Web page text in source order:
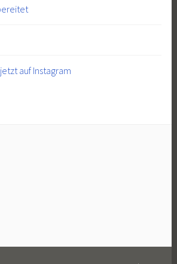
auf Instagram